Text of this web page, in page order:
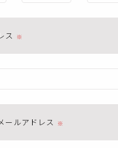
ス
ールアドレス